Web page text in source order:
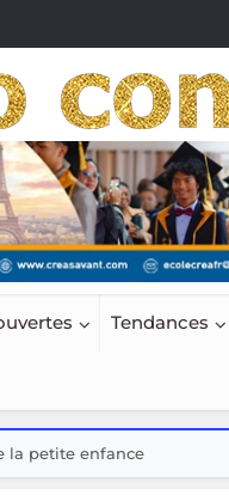
Tendances
la petite enfance